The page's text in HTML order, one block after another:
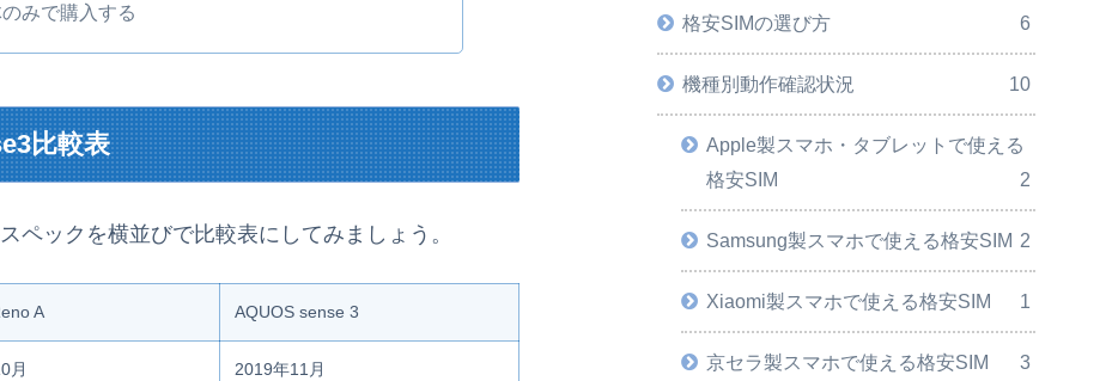
みで購入する
比較表
ペックを横並びで比較表にしてみましょう。
A AQUOS sense 3
月 2019年11月
格安SIMの選び方 6
機種別動作確認状況 10
Apple製スマホ・タブレットで使える
格安SIM
2
Samsung製スマホで使える格安SIM 2
Xiaomi製スマホで使える格安SIM 1
京セラ製スマホで使える格安SIM 3